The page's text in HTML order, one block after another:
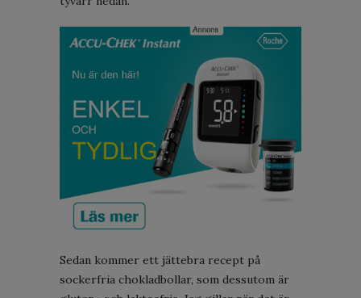
Sedan kommer ett jättebra recept på
sockerfria chokladbollar, som dessutom är